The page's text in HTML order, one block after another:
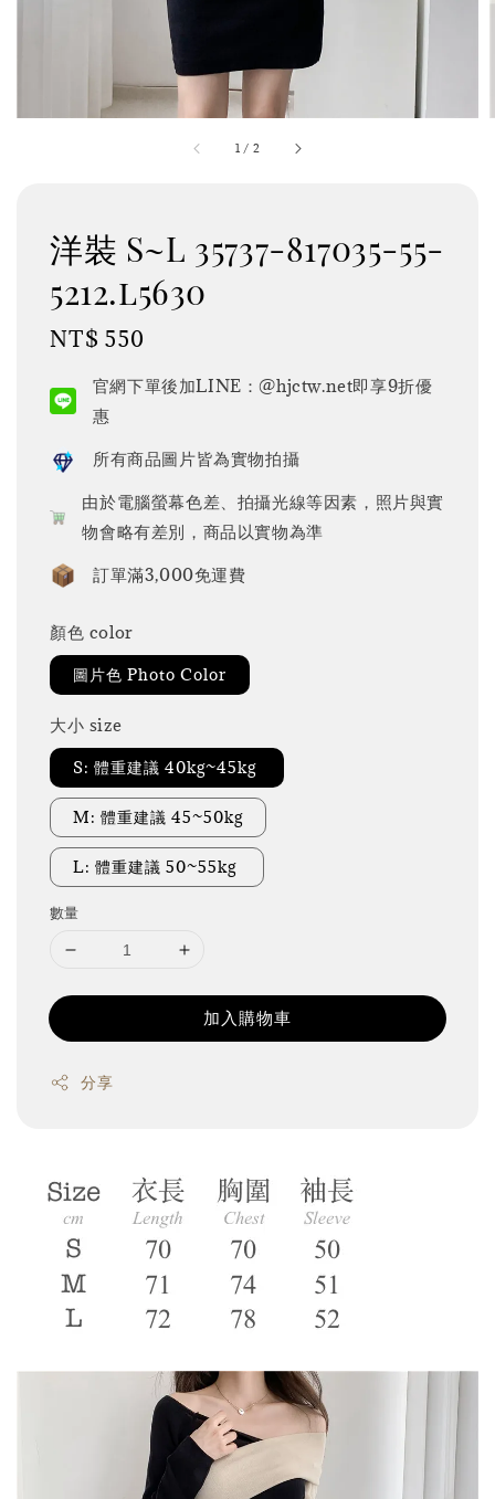
1 / 2
洋裝 S~L 35737-817035-55-
5212.l5630
Regular
NT$ 550
官網下單後加LINE：@hjctw.net即享9折優
惠
所有商品圖片皆為實物拍攝
由於電腦螢幕色差、拍攝光線等因素，照片與實
物會略有差別，商品以實物為準
訂單滿3,000免運費
顏色 color
圖片色 Photo Color
大小 size
S: 體重建議 40kg~45kg
M: 體重建議 45~50kg
L: 體重建議 50~55kg
數量
加入購物車
分享